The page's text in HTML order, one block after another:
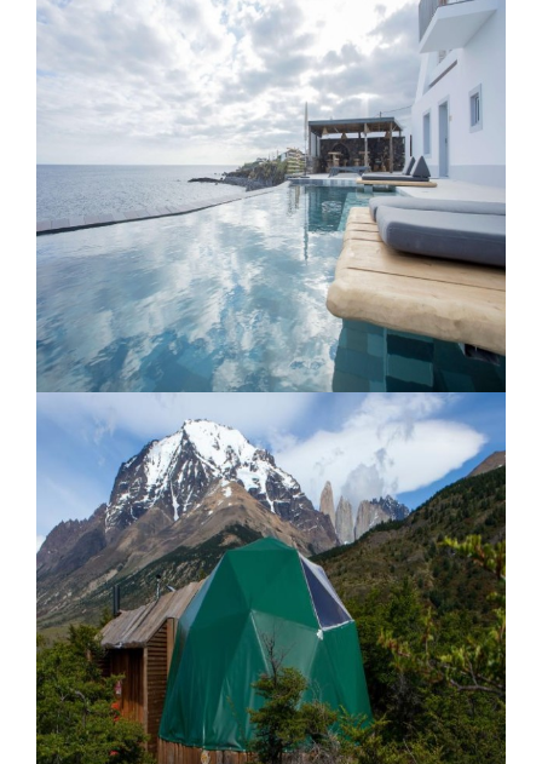
Casa Cook Rhodes
White Exclusive Suites and Villas